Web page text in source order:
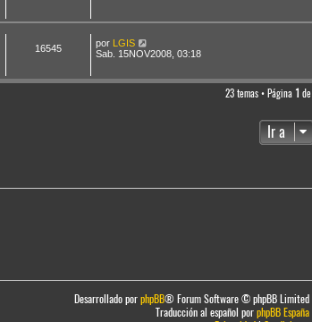
16545 por LGIS
Sab. 15NOV2008, 03:18
23 temas • Página 1 de
Ir a
Desarrollado porphpBB® Forum Software © phpBB Limited
Traducción al español porphpBB España